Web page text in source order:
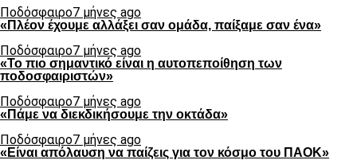
Ποδόσφαιρο7 μήνες ago
«Πλέον έχουμε αλλάξει σαν ομάδα, παίξαμε σαν ένα»
Ποδόσφαιρο7 μήνες ago
«Το πιο σημαντικό είναι η αυτοπεποίθηση των
ποδοσφαιριστών»
Ποδόσφαιρο7 μήνες ago
«Πάμε να διεκδικήσουμε την οκτάδα»
Ποδόσφαιρο7 μήνες ago
«Είναι απόλαυση να παίζεις για τον κόσμο του ΠΑΟΚ»